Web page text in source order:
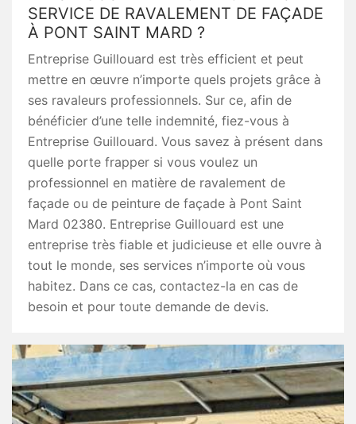
SERVICE DE RAVALEMENT DE FAÇADE
À PONT SAINT MARD ?
Entreprise Guillouard est très efficient et peut
mettre en œuvre n’importe quels projets grâce à
ses ravaleurs professionnels. Sur ce, afin de
bénéficier d’une telle indemnité, fiez-vous à
Entreprise Guillouard. Vous savez à présent dans
quelle porte frapper si vous voulez un
professionnel en matière de ravalement de
façade ou de peinture de façade à Pont Saint
Mard 02380. Entreprise Guillouard est une
entreprise très fiable et judicieuse et elle ouvre à
tout le monde, ses services n’importe où vous
habitez. Dans ce cas, contactez-la en cas de
besoin et pour toute demande de devis.